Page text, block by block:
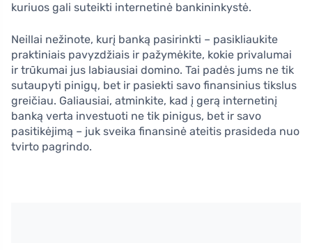
kuriuos gali suteikti internetinė bankininkystė.
Neillai nežinote, kurį banką pasirinkti – pasikliaukite
praktiniais pavyzdžiais ir pažymėkite, kokie privalumai
ir trūkumai jus labiausiai domino. Tai padės jums ne tik
sutaupyti pinigų, bet ir pasiekti savo finansinius tikslus
greičiau. Galiausiai, atminkite, kad į gerą internetinį
banką verta investuoti ne tik pinigus, bet ir savo
pasitikėjimą – juk sveika finansinė ateitis prasideda nuo
tvirto pagrindo.